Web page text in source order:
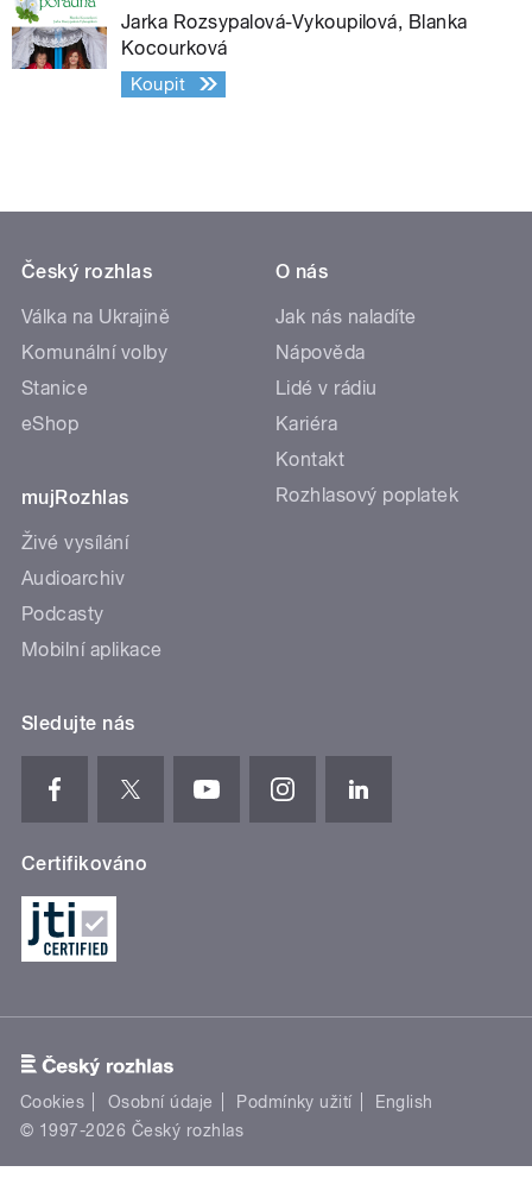
Jarka Rozsypalová-Vykoupilová, Blanka
Kocourková
Koupit
Český rozhlas
Válka na Ukrajině
Komunální volby
Stanice
eShop
mujRozhlas
Živé vysílání
Audioarchiv
Podcasty
Mobilní aplikace
O nás
Jak nás naladíte
Nápověda
Lidé v rádiu
Kariéra
Kontakt
Rozhlasový poplatek
Sledujte nás
Certifikováno
Cookies Osobní údaje Podmínky užití
English
© 1997-2026 Český rozhlas